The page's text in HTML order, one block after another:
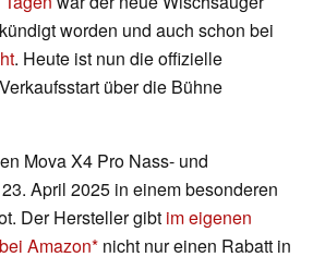
worden und auch schon bei
. Heute ist nun die offizielle
über die Bühne
Mova X4 Pro Nass- und
April 2025 in einem besonderen
Der Hersteller gibt im eigenen
bei Amazon nicht nur einen Rabatt in